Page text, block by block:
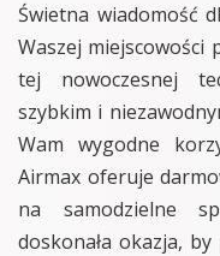
Świetna wiadomość
Waszej miejscowości
tej nowoczesnej
szybkim i
Wam wygodne
Airmax oferuje
na samodzielne
doskonała okazja,